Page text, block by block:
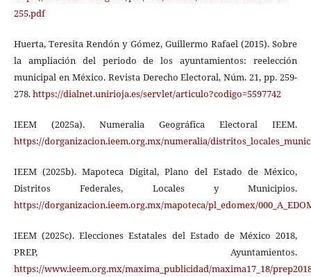
255.pdf
Huerta, Teresita Rendón y Gómez, Guillermo Rafael (2015). Sobre
la ampliación del periodo de los ayuntamientos: reelección
municipal en México. Revista Derecho Electoral, Núm. 21, pp. 259-
278.https://dialnet.unirioja.es/servlet/articulo?codigo=5597742
IEEM (2025a). Numeralia Geográfica Electoral IEEM.
https://dorganizacion.ieem.org.mx/numeralia/
IEEM (2025b). Mapoteca Digital, Plano del Estado de México,
Distritos Federales, Locales y Municipios.
https://dorganizacion.ieem.org.mx/mapoteca/pl_edomex/
IEEM (2025c). Elecciones Estatales del Estado de México 2018,
PREP, Ayuntamientos.
https://www.ieem.org.mx/maxima_publicidad/maxima17_18/